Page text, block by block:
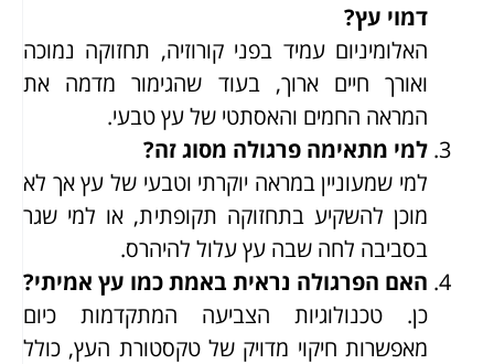
דמוי עץ?
האלומיניום עמיד בפני קורוזיה, תחזוקה נמוכה
ואורך חיים ארוך, בעוד שהגימור מדמה את
המראה החמים והאסתטי של עץ טבעי.
למי מתאימה פרגולה מסוג זה?
למי שמעוניין במראה יוקרתי וטבעי של עץ אך לא
מוכן להשקיע בתחזוקה תקופתית, או למי שגר
בסביבה לחה שבה עץ עלול להיהרס.
האם הפרגולה נראית באמת כמו עץ אמיתי?
כן. טכנולוגיות הצביעה המתקדמות כיום
מאפשרות חיקוי מדויק של טקסטורת העץ, כולל